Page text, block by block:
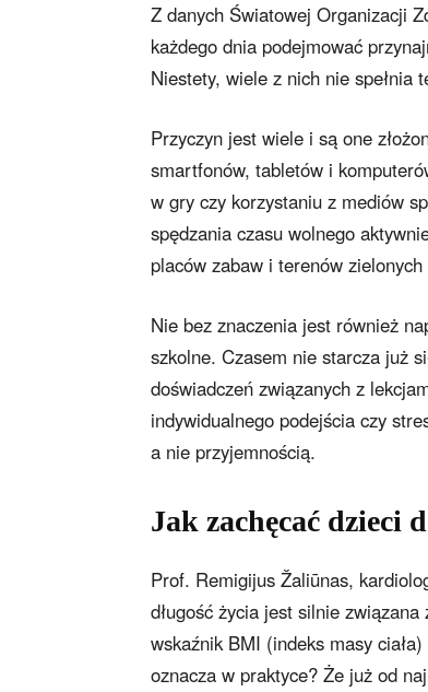
Z danych Światowej Organizacji
każdego dnia podejmować
Niestety, wiele z nich nie spełnia
Przyczyn jest wiele i są one
smartfonów, tabletów i
w gry czy korzystaniu z mediów
spędzania czasu wolnego
placów zabaw i terenów
Nie bez znaczenia jest również
szkolne. Czasem nie starcza już
doświadczeń związanych z
indywidualnego podejścia czy
a nie przyjemnością.
Jak zachęcać dzieci
Prof. Remigijus Žaliūnas,
długość życia jest silnie
wskaźnik BMI (indeks masy
oznacza w praktyce? Że już od